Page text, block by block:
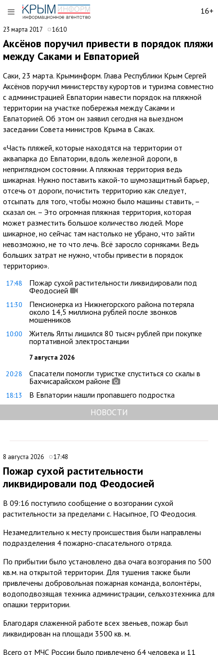
16+
23 марта 2017 16:10
Аксёнов поручил привести в порядок пляжи
между Саками и Евпаторией
Саки, 23 марта. Крыминформ. Глава Республики Крым Сергей
Аксёнов поручил министерству курортов и туризма совместно
с администрацией Евпатории навести порядок на пляжной
территории на участке побережья между Саками и
Евпаторией. Об этом он заявил сегодня на выездном
заседании Совета министров Крыма в Саках.
«Часть пляжей, которые находятся на территории от
аквапарка до Евпатории, вдоль железной дороги, в
неприглядном состоянии. А пляжная территория ведь
шикарная. Нужно поставить какой-то шумозащитный барьер,
отсечь от дороги, почистить территорию как следует,
отсыпать для того, чтобы можно было машины ставить, –
сказал он. – Это огромная пляжная территория, которая
может разместить большое количество людей. Море
шикарное, но сейчас там настолько не убрано, что зайти
невозможно, не то что лечь. Всё заросло сорняками. Ведь
больших затрат не нужно, чтобы привести в порядок
территорию».
17:48
Пожар сухой растительности ликвидировали под
Феодосией
11:30
Пенсионерка из Нижнегорского района потеряла
около 14,5 миллиона рублей после звонков
мошенников
10:00
Житель Ялты лишился 80 тысяч рублей при покупке
портативной электростанции
7 августа 2026
20:28
Спасатели помогли туристке спуститься со скалы в
Бахчисарайском районе
18:13 В Евпатории нашли пропавшего подростка
НОВОСТИ
8 августа 2026 17:48
Пожар сухой растительности
ликвидировали под Феодосией
В 09:16 поступило сообщение о возгорании сухой
растительности за пределами с. Насыпное, ГО Феодосия.
Незамедлительно к месту происшествия были направлены
подразделения 4 пожарно-спасательного отряда.
По прибытии было установлено два очага возгорания по 500
кв.м. на открытой территории. Для тушения также были
привлечены добровольная пожарная команда, волонтёры,
водоподвозящая техника администрации, сельхозтехника для
опашки территории.
Благодаря слаженной работе всех звеньев, пожар был
ликвидирован на площади 3500 кв. м.
Всего от МЧС России было привлечено 64 человека и 11